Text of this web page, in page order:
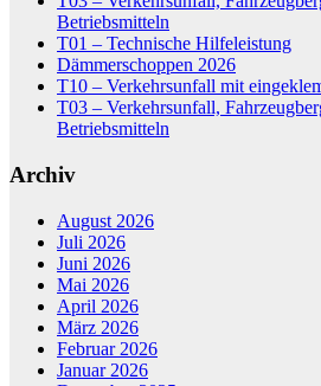
Betriebsmitteln
T01 – Technische Hilfeleistung
Dämmerschoppen 2026
T10 – Verkehrsunfall mit
T03 – Verkehrsunfall,
Betriebsmitteln
Archiv
August 2026
Juli 2026
Juni 2026
Mai 2026
April 2026
März 2026
Februar 2026
Januar 2026